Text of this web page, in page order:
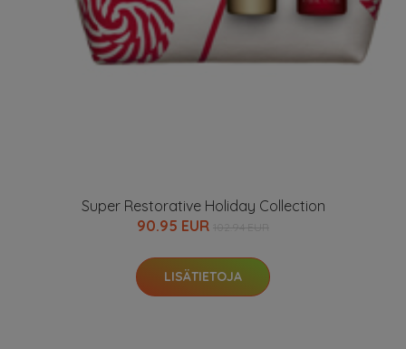
Super Restorative Holiday Collection
90.95 EUR
LISÄTIETOJA